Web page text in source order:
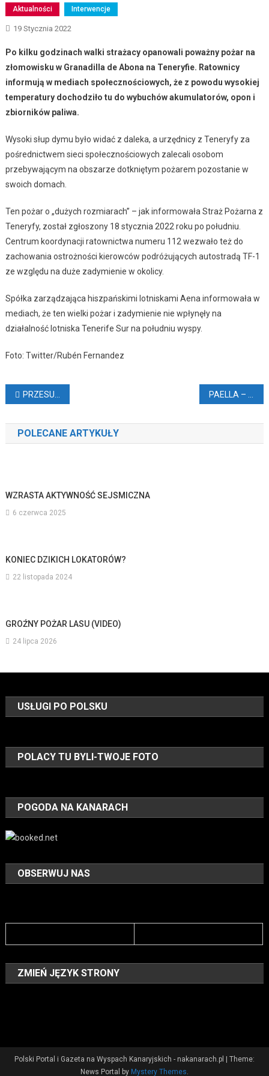
Aktualności Interwencje
19 Stycznia 2022
Po kilku godzinach walki strażacy opanowali poważny pożar na
złomowisku w Granadilla de Abona na Teneryfie. Ratownicy
informują w mediach społecznościowych, że z powodu wysokiej
temperatury dochodziło tu do wybuchów akumulatorów, opon i
zbiorników paliwa.
Wysoki słup dymu było widać z daleka, a urzędnicy z Teneryfy za
pośrednictwem sieci społecznościowych zalecali osobom
przebywającym na obszarze dotkniętym pożarem pozostanie w
swoich domach.
Ten pożar o „dużych rozmiarach” – jak informowała Straż Pożarna z
Teneryfy, został zgłoszony 18 stycznia 2022 roku po południu.
Centrum koordynacji ratownictwa numeru 112 wezwało też do
zachowania ostrożności kierowców podróżujących autostradą TF-1
ze względu na duże zadymienie w okolicy.
Spółka zarządzająca hiszpańskimi lotniskami Aena informowała w
mediach, że ten wielki pożar i zadymienie nie wpłynęły na
działalność lotniska Tenerife Sur na południu wyspy.
Foto: Twitter/Rubén Fernandez
Nawigacja
wpisu
PRZESUWAJĄ TERMINY KARNAWAŁU
POLECANE ARTYKUŁY
WZRASTA AKTYWNOŚĆ SEJSMICZNA
6 czerwca 2025
KONIEC DZIKICH LOKATORÓW?
22 listopada 2024
GROŹNY POŻAR LASU (VIDEO)
24 lipca 2026
USŁUGI PO POLSKU
POLACY TU BYLI-TWOJE FOTO
POGODA NA KANARACH
OBSERWUJ NAS
ZMIEŃ JĘZYK STRONY
Polski Portal i Gazeta na Wyspach Kanaryjskich - nakanarach.pl | Theme:
News Portal by Mystery Themes